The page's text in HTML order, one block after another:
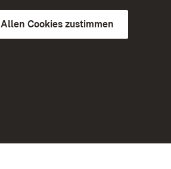
Allen Cookies zustimmen